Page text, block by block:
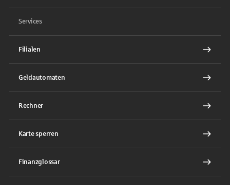
Services
Filialen
Geldautomaten
Rechner
Karte sperren
Finanzglossar